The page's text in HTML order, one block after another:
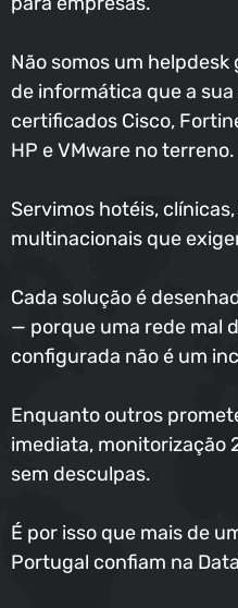
Não somos um
de informática que a
certificados Cisco,
HP e VMware no terreno.
Servimos hotéis,
multinacionais que
Cada solução é
— porque uma rede mal
configurada não é um
Enquanto outros
imediata, monitorização
sem desculpas.
É por isso que mais de
Portugal confiam na